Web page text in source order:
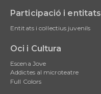
Participació i entitats
Entitats i col·lectius juvenils
Oci i Cultura
Escena Jove
Addictes al microteatre
Full Colors